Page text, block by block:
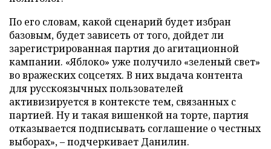
По его словам, какой сценарий будет избран
базовым, будет зависеть от того, дойдет ли
зарегистрированная партия до агитационной
кампании. «Яблоко» уже получило «зеленый свет»
во вражеских соцсетях. В них выдача контента
для русскоязычных пользователей
активизируется в контексте тем, связанных с
партией. Ну и такая вишенкой на торте, партия
отказывается подписывать соглашение о честных
выборах», – подчеркивает Данилин.